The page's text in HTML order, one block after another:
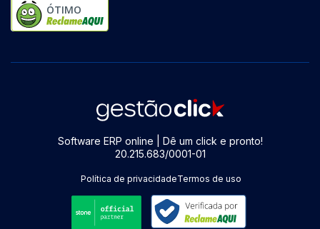
ÓTIMO
Software ERP online | Dê um click e pronto!
20.215.683/0001-01
Política de privacidadeTermos de uso